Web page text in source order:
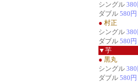
シングル
ダブル 580円
● 村正
シングル
ダブル 580円
▼芋
● 黒丸
シングル
ダブル 580円